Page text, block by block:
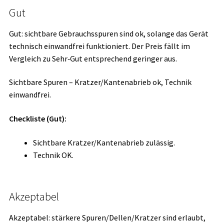
Gut
Gut: sichtbare Gebrauchsspuren sind ok, solange das Gerät
technisch einwandfrei funktioniert. Der Preis fällt im
Vergleich zu Sehr‑Gut entsprechend geringer aus.
Sichtbare Spuren – Kratzer/Kantenabrieb ok, Technik
einwandfrei.
Checkliste (Gut):
Sichtbare Kratzer/Kantenabrieb zulässig.
Technik OK.
Akzeptabel
Akzeptabel: stärkere Spuren/Dellen/Kratzer sind erlaubt,